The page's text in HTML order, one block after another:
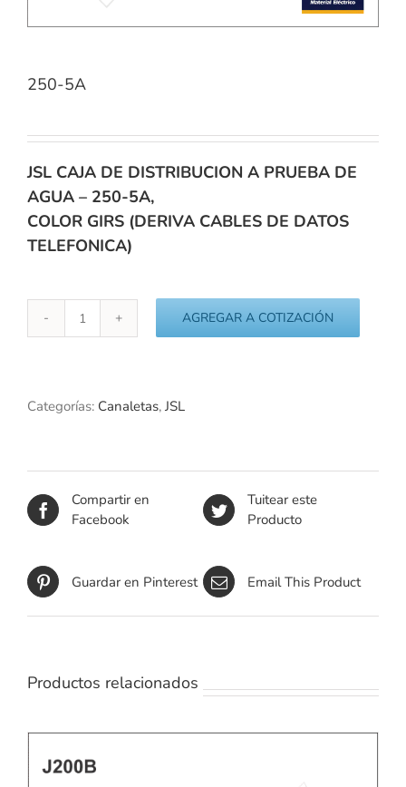
250-5A
JSL CAJA DE DISTRIBUCION A PRUEBA DE
AGUA – 250-5A,
COLOR GIRS (DERIVA CABLES DE DATOS
TELEFONICA)
250-
AGREGAR A COTIZACIÓN
Categorías: Canaletas, JSL
Compartir en
Facebook
Tuitear este
Producto
Guardar en Pinterest Email This Product
Productos relacionados